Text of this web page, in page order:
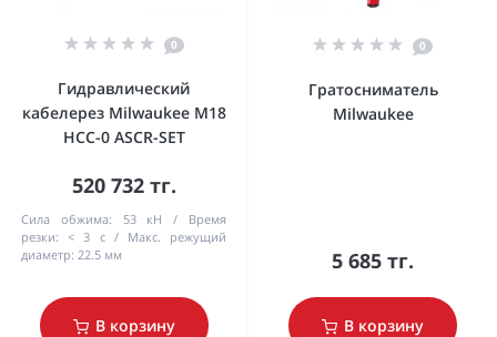
0
Гидравлический
кабелерез Milwaukee M18
HCC-0 ASCR-SET
520 732 тг.
Cила обжима: 53 кН
Время
резки:
< 3 с
Макс. режущий
диаметр: 22.5 мм
В корзину
0
Гратосниматель
Milwaukee
5 685 тг.
В корзину